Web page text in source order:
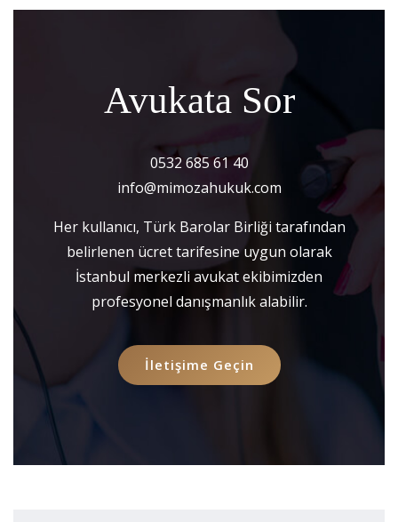
Avukata Sor
0532 685 61 40
info@mimozahukuk.com
Her kullanıcı, Türk Barolar Birliği tarafından
belirlenen ücret tarifesine uygun olarak
İstanbul merkezli avukat ekibimizden
profesyonel danışmanlık alabilir.
İletişime Geçin